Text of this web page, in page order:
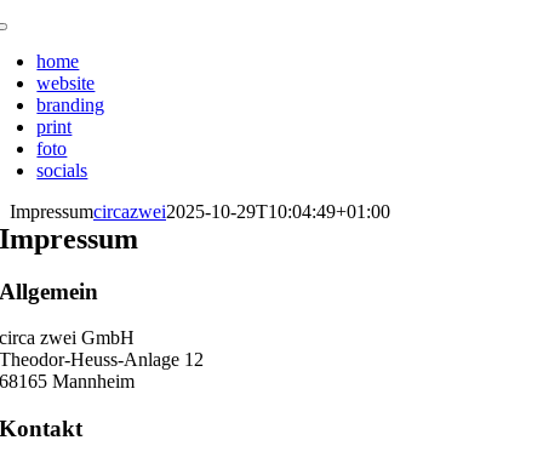
springen
home
website
branding
print
foto
socials
Impressumcircazwei2025-10-29T10:04:49+01:00
Impressum
Allgemein
circa zwei GmbH
Theodor-Heuss-Anlage 12
68165 Mannheim
Kontakt